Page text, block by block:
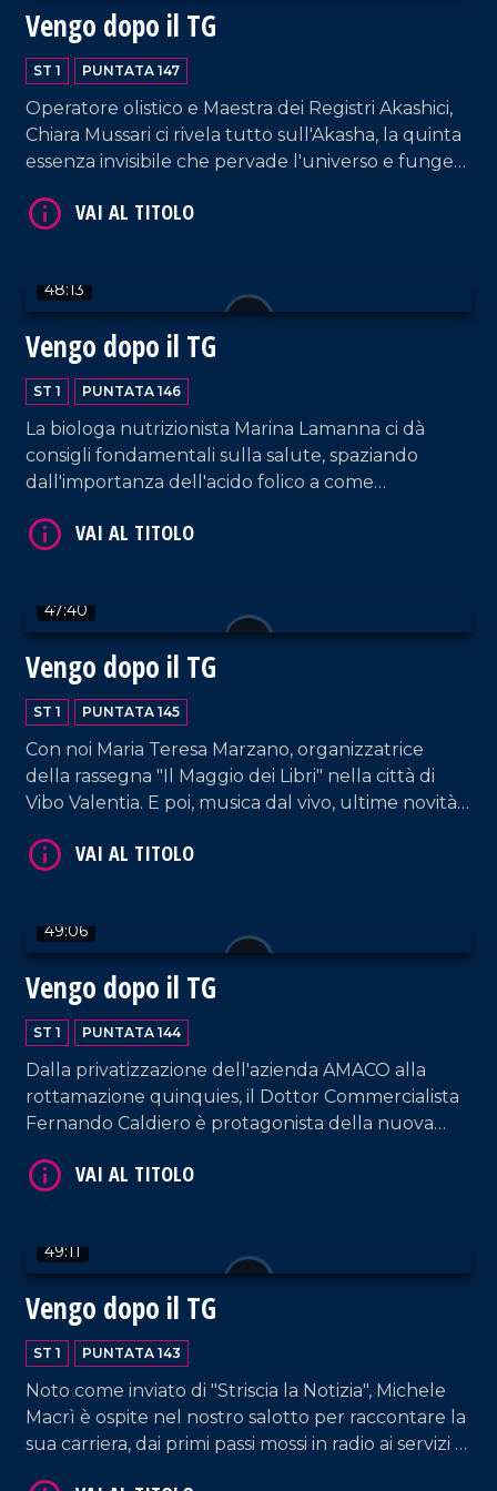
Vengo dopo il TG
ST 1 PUNTATA 147
Operatore olistico e Maestra dei Registri Akashici,
Chiara Mussari ci rivela tutto sull'Akasha, la quinta
essenza invisibile che pervade l'universo e funge
parola ed evento della storia.
48:13
Vengo dopo il TG
ST 1 PUNTATA 146
La biologa nutrizionista Marina Lamanna ci dà
consigli fondamentali sulla salute, spaziando
dall'importanza dell'acido folico a come
dal nostro salotto.
47:40
Vengo dopo il TG
ST 1 PUNTATA 145
Con noi Maria Teresa Marzano, organizzatrice
della rassegna "Il Maggio dei Libri" nella città di
Vibo Valentia. E poi, musica dal vivo, ultime novità
salotto pomeridiano.
49:06
Vengo dopo il TG
ST 1 PUNTATA 144
Dalla privatizzazione dell'azienda AMACO alla
rottamazione quinquies, il Dottor Commercialista
Fernando Caldiero è protagonista della nuova
49:11
Vengo dopo il TG
ST 1 PUNTATA 143
Noto come inviato di "Striscia la Notizia", Michele
Macrì è ospite nel nostro salotto per raccontare la
sua carriera, dai primi passi mossi in radio ai servizi di
VAI AL TITOLO
VAI AL TITOLO
VAI AL TITOLO